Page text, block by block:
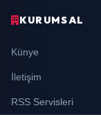
KURUMSAL
Künye
İletişim
RSS Servisleri